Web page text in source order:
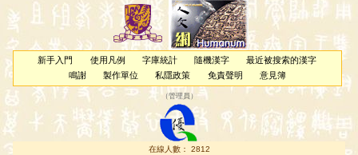
新手入門 使用凡例 字庫統計 隨機漢字
最近被搜索的漢字
鳴謝
製作單位 私隱政策 免責聲明 意見簿
（管理員 ）
在線人數： 2812